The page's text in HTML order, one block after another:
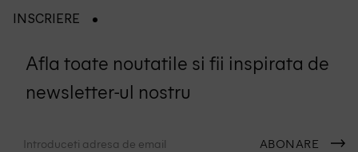
INSCRIERE
Afla toate noutatile si fii inspirata de
newsletter-ul nostru
ABONARE